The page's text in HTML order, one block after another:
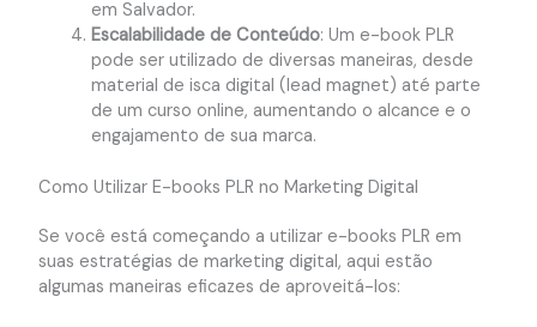
em Salvador.
Escalabilidade de Conteúdo: Um e-book PLR
pode ser utilizado de diversas maneiras, desde
material de isca digital (lead magnet) até parte
de um curso online, aumentando o alcance e o
engajamento de sua marca.
Como Utilizar E-books PLR no Marketing Digital
Se você está começando a utilizar e-books PLR em
suas estratégias de marketing digital, aqui estão
algumas maneiras eficazes de aproveitá-los: